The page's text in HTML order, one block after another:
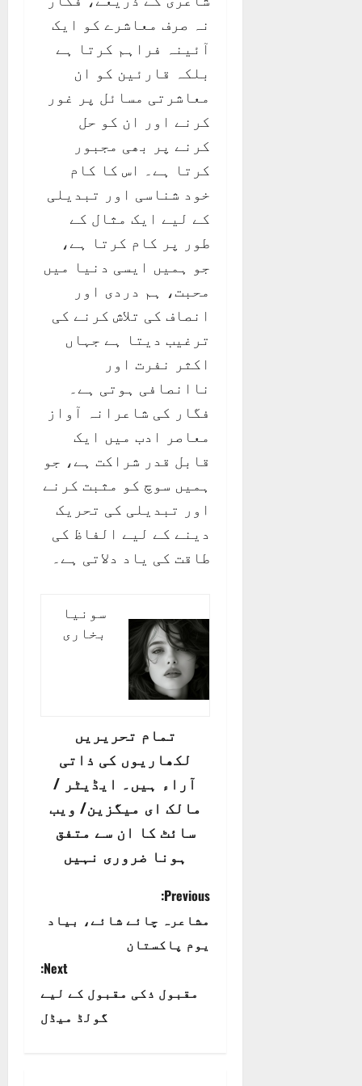
نہ صرف معاشرے کو ایک
آئینہ فراہم کرتا ہے
بلکہ قارئین کو ان
معاشرتی مسائل پر غور
کرنے اور ان کو حل
کرنے پر بھی مجبور
کرتا ہے۔ اس کا کام
خود شناسی اور تبدیلی
کے لیے ایک مثال کے
طور پر کام کرتا ہے،
جو ہمیں ایسی دنیا میں
محبت، ہم دردی اور
انصاف کی تلاش کرنے کی
ترغیب دیتا ہے جہاں
اکثر نفرت اور
ناانصافی ہوتی ہے۔
فگار کی شاعرانہ آواز
معاصر ادب میں ایک
قابل قدر شراکت ہے، جو
ہمیں سوچ کو مثبت کرنے
اور تبدیلی کی تحریک
دینے کے لیے الفاظ کی
طاقت کی یاد دلاتی ہے۔
سونیا
بخاری
تمام تحریریں
لکھاریوں کی ذاتی
آراء ہیں۔ ایڈیٹر /
مالک ای میگزین/ ویب
سائٹ کا ان سے متفق
ہونا ضروری نہیں
P
o
Previous:
مشاعرہ چائے شائے، بیاد
یوم پاکستان
Next:
مقبول ذکی مقبول کے لیے
گولڈ میڈل